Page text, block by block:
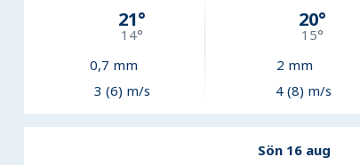
21°
14°
0,7 mm
3 (6) m/s
20°
15°
2 mm
4 (8) m/s
Sön 16 aug